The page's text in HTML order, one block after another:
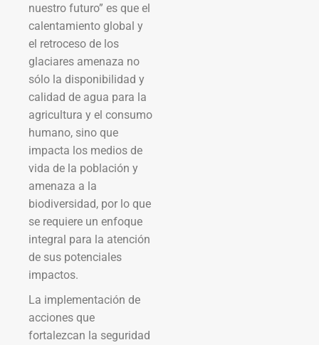
nuestro futuro” es que el
calentamiento global y
el retroceso de los
glaciares amenaza no
sólo la disponibilidad y
calidad de agua para la
agricultura y el consumo
humano, sino que
impacta los medios de
vida de la población y
amenaza a la
biodiversidad, por lo que
se requiere un enfoque
integral para la atención
de sus potenciales
impactos.
La implementación de
acciones que
fortalezcan la seguridad